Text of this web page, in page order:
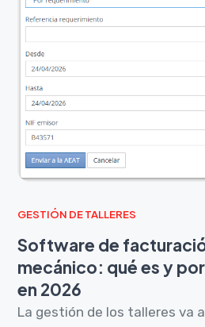
GESTIÓN DE TALLERES
Software de
mecánico: qué es y
en 2026
La gestión de los talleres va